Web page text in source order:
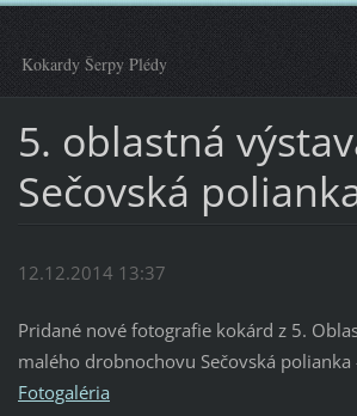
Kokardy Šerpy Plédy
5. oblastná
Sečovská
12.12.2014 13:37
Pridané nové fotografie kokárd z 5.
malého drobnochovu Sečovská
Fotogaléria